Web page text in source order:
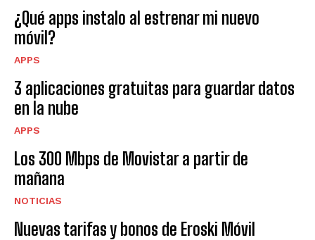
¿Qué apps instalo al estrenar mi nuevo
móvil?
APPS
3 aplicaciones gratuitas para guardar datos
en la nube
APPS
Los 300 Mbps de Movistar a partir de
mañana
NOTICIAS
Nuevas tarifas y bonos de Eroski Móvil